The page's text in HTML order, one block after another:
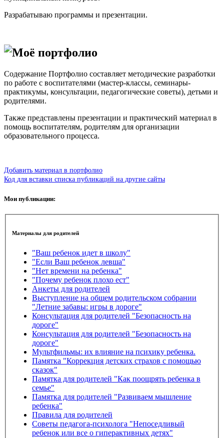
Разрабатываю программы и презентации.
Моё портфолио
Содержание Портфолио составляет методические разработки
по работе с воспитателями (мастер-классы, семинары-
практикумы, консультации, педагогические советы), детьми и
родителями.
Также представлены презентации и практический материал в
помощь воспитателям, родителям для организации
образовательного процесса.
Добавить материал в портфолио
Код для вставки списка публикаций на другие сайты
Мои публикации:
Материалы для родителей
"Ваш ребенок идет в школу"
"Если Ваш ребенок левша"
"Нет времени на ребенка"
"Почему ребенок плохо ест"
Анкеты для родителей
Выступление на общем родительском собрании
"Летние забавы: игры в дороге"
Консультация для родителей "Безопасность на
дороге"
Консультация для родителей "Безопасность на
дороге"
Мультфильмы: их влияние на психику ребенка.
Памятка "Коррекция детских страхов с помощью
сказок"
Памятка для родителей "Как поощрять ребенка в
семье"
Памятка для родителей "Развиваем мышление
ребенка"
Правила для родителей
Советы педагога-психолога "Непоседливый
ребенок или все о гиперактивных детях"